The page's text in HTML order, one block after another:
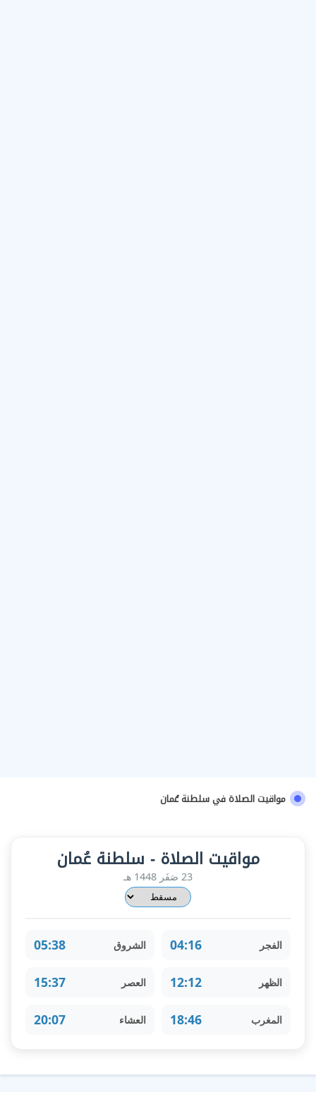
مواقيت الصلاة في سلطنة عُمان
مواقيت الصلاة - سلطنة عُمان
23 صَفَر 1448 هـ
الفجر 04:16 الشروق 05:38
الظهر 12:12 العصر 15:37
المغرب 18:46 العشاء 20:07